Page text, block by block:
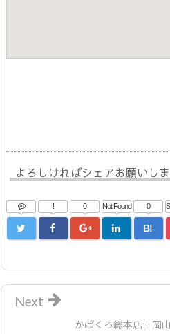
よろしければシェアお願いし
! 0 Not Found
B!
0
かばくろ総本店｜岡
Next